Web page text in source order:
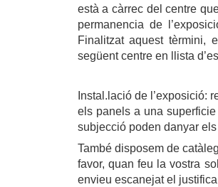
està a càrrec del centre
permanencia de
Finalitzat aquest tèrmini,
següent centre en llista
Instal.lació de l’exposició:
els panels a una
subjecció poden danyar
També disposem de
favor, quan feu la vostra
envieu escanejat el